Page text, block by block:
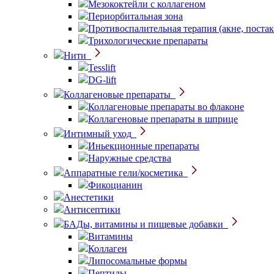
Мезококтейли с коллагеном
Периорбитальная зона
Противоспалительная терапия (акне,
Трихологические препараты
Нити
Tesslift
DG-lift
Коллагеновые препараты
Коллагеновые препараты во флаконе
Коллагеновые препараты в шприце
Интимный уход
Иньекционные препараты
Наружные средства
Аппаратные гели/косметика
Фикоцианин
Анестетики
Антисептики
БАДы, витамины и пищевые добавки
Витамины
Коллаген
Липосомальные формы